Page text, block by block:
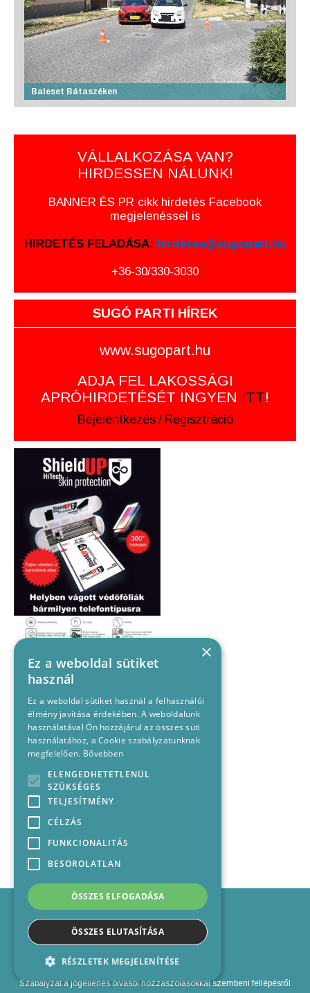
Baleset Bátaszéken
VÁLLALKOZÁSA VAN?
HIRDESSEN NÁLUNK!
BANNER ÉS PR cikk hirdetés Facebook
megjelenéssel is
HIRDETÉS FELADÁSA: hirdetes@sugopart.hu
+36-30/330-3030
SUGÓ PARTI HÍREK
www.sugopart.hu
ADJA FEL LAKOSSÁGI
APRÓHIRDETÉSÉT INGYEN ITT!
Bejelentkezés / Regisztráció
Impresszum
Felhasználási feltételek
Kapcsolat
Szabályzat a jogellenes olvasói hozzászólásokkal szembeni fellépésről
×
Ez a weboldal sütiket
használ
Ez a weboldal sütiket használ a felhasználói
élmény javítása érdekében. A weboldalunk
használatával Ön hozzájárul az összes süti
használatához, a Cookie szabályzatunknak
megfelelően. Bővebben
ELENGEDHETETLENÜL
SZÜKSÉGES
TELJESÍTMÉNY
CÉLZÁS
FUNKCIONALITÁS
BESOROLATLAN
ÖSSZES ELFOGADÁSA
ÖSSZES ELUTASÍTÁSA
RÉSZLETEK MEGJELENÍTÉSE